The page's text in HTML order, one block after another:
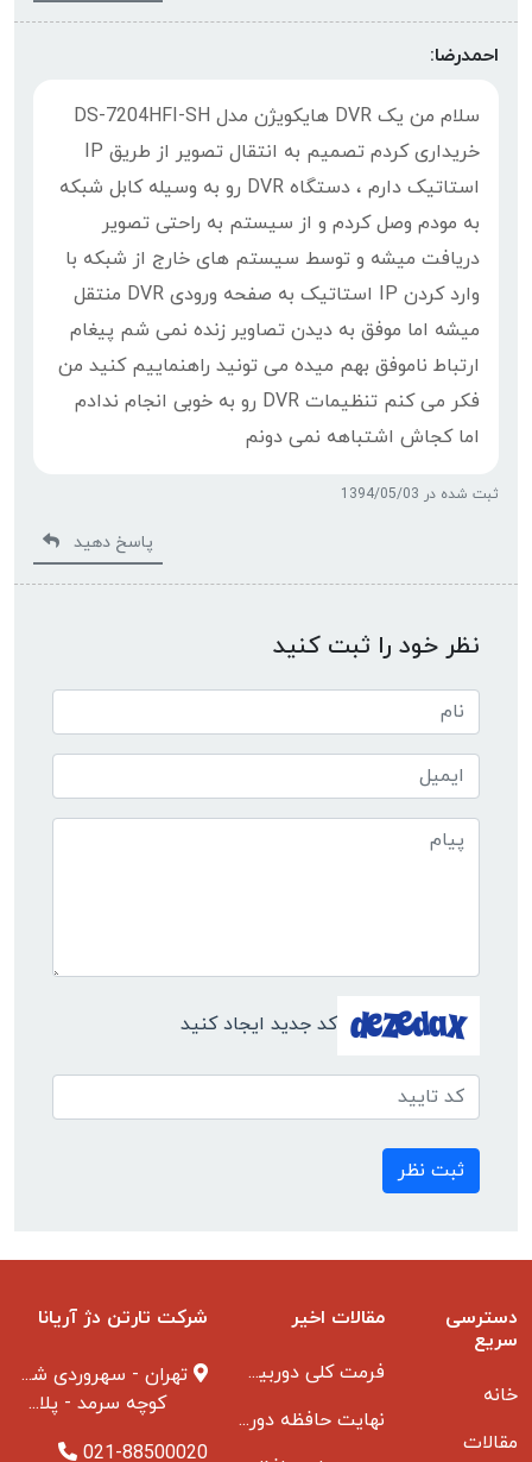
احمدرضا:
سلام من یک DVR هایکویژن مدل DS-7204HFI-SH
خریداری کردم تصمیم به انتقال تصویر از طریق IP
استاتیک دارم ، دستگاه DVR رو به وسیله کابل شبکه
به مودم وصل کردم و از سیستم به راحتی تصویر
دریافت میشه و توسط سیستم های خارج از شبکه با
وارد کردن IP استاتیک به صفحه ورودی DVR منتقل
میشه اما موفق به دیدن تصاویر زنده نمی شم پیغام
ارتباط ناموفق بهم میده می تونید راهنماییم کنید من
فکر می کنم تنظیمات DVR رو به خوبی انجام ندادم
اما کجاش اشتباهه نمی دونم
ثبت شده در 1394/05/03
پاسخ دهید
نظر خود را ثبت کنید
کد جدید ایجاد کنید
ثبت نظر
دسترسی
سریع
خانه
مقالات
مقالات اخیر
فرمت کلی دوربین مدار بسته
نهایت حافظه دوربین مدار بسته
شرکت تارتن دژ آریانا
تهران - سهروردی شمالی
کوچه سرمد - پلاک ۱ - طبقه ۳
021-88500020